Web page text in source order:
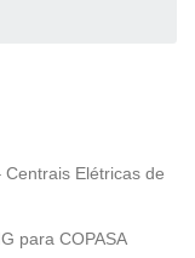
Elétricas de
para COPASA